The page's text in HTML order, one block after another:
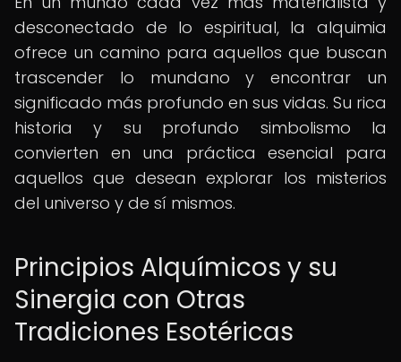
desconectado de lo espiritual, la alquimia
ofrece un camino para aquellos que buscan
trascender lo mundano y encontrar un
significado más profundo en sus vidas. Su rica
historia y su profundo simbolismo la
convierten en una práctica esencial para
aquellos que desean explorar los misterios
del universo y de sí mismos.
Principios Alquímicos y su
Sinergia con Otras
Tradiciones Esotéricas